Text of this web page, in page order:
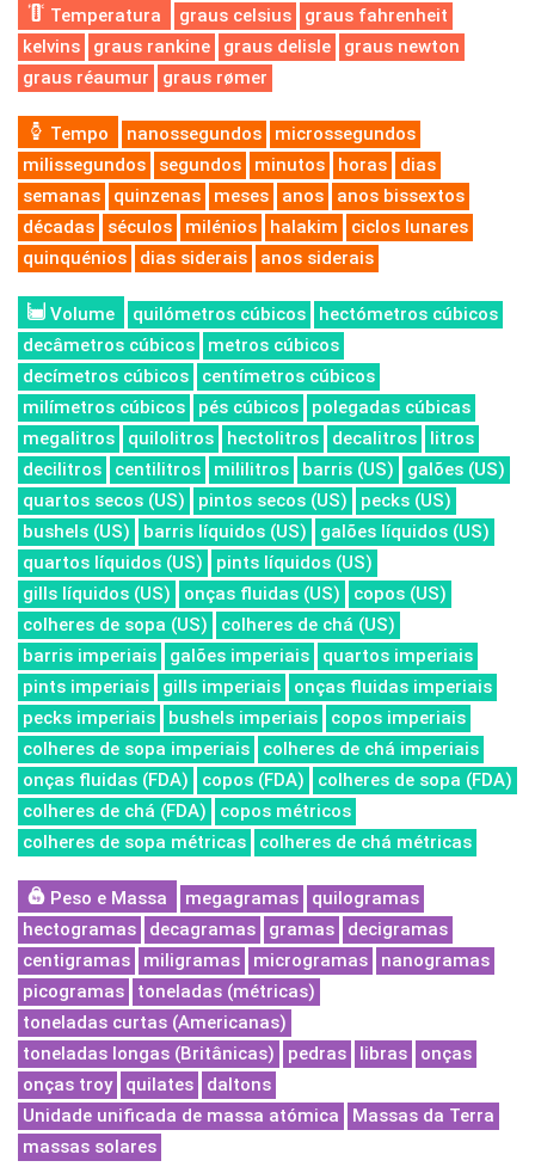
Temperatura graus celsius
graus fahrenheit
kelvins
graus rankine graus delisle
graus newton
graus réaumur
graus rømer
Tempo nanossegundos
microssegundos
milissegundos
segundos minutos horas
dias
semanas
quinzenas meses anos
anos bissextos
décadas
séculos milénios halakim
ciclos lunares
quinquénios
dias siderais anos siderais
Volume quilómetros cúbicos
hectómetros cúbicos
decâmetros cúbicos
metros cúbicos
decímetros cúbicos
centímetros cúbicos
milímetros cúbicos
pés cúbicos
polegadas cúbicas
megalitros
quilolitros hectolitros decalitros
litros
decilitros
centilitros mililitros barris (US)
galões (US)
quartos secos (US)
pintos secos (US)
pecks (US)
bushels (US)
barris líquidos (US)
galões líquidos (US)
quartos líquidos (US)
pints líquidos (US)
gills líquidos (US)
onças fluidas (US)
copos (US)
colheres de sopa (US)
colheres de chá (US)
barris imperiais
galões imperiais
quartos imperiais
pints imperiais
gills imperiais
onças fluidas imperiais
pecks imperiais
bushels imperiais
copos imperiais
colheres de sopa imperiais
colheres de chá imperiais
onças fluidas (FDA)
copos (FDA)
colheres de sopa (FDA)
colheres de chá (FDA)
copos métricos
colheres de sopa métricas
colheres de chá métricas
Peso e Massa megagramas
quilogramas
hectogramas
decagramas gramas
decigramas
centigramas
miligramas microgramas
nanogramas
picogramas
toneladas (métricas)
toneladas curtas (Americanas)
toneladas longas (Britânicas)
pedras libras
onças
onças troy
quilates
daltons
Unidade unificada de massa atómica
Massas da Terra
massas solares